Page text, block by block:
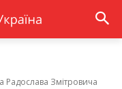
Радослава Змітровича